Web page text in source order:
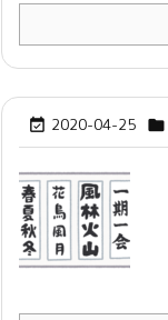
 2020-04-25 